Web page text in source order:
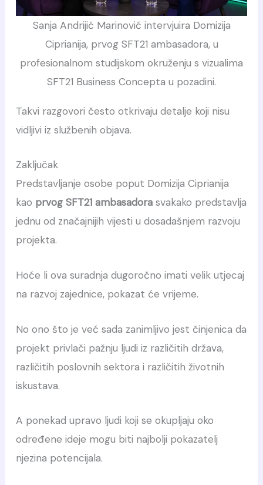
Sanja Andrijić Marinović intervjuira Domizija
Ciprianija, prvog SFT21 ambasadora, u
profesionalnom studijskom okruženju s vizualima
SFT21 Business Concepta u pozadini.
Takvi razgovori često otkrivaju detalje koji nisu
vidljivi iz službenih objava.
Zaključak
Predstavljanje osobe poput Domizija Ciprianija
kao prvog SFT21 ambasadorasvakako predstavlja
jednu od značajnijih vijesti u dosadašnjem razvoju
projekta.
Hoće li ova suradnja dugoročno imati velik utjecaj
na razvoj zajednice, pokazat će vrijeme.
No ono što je već sada zanimljivo jest činjenica da
projekt privlači pažnju ljudi iz različitih država,
različitih poslovnih sektora i različitih životnih
iskustava.
A ponekad upravo ljudi koji se okupljaju oko
određene ideje mogu biti najbolji pokazatelj
njezina potencijala.